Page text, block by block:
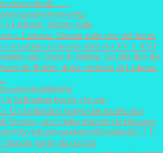
a Lisbona. Situato sulle
bellissimo borgo che me
piccolo borgo da cui par